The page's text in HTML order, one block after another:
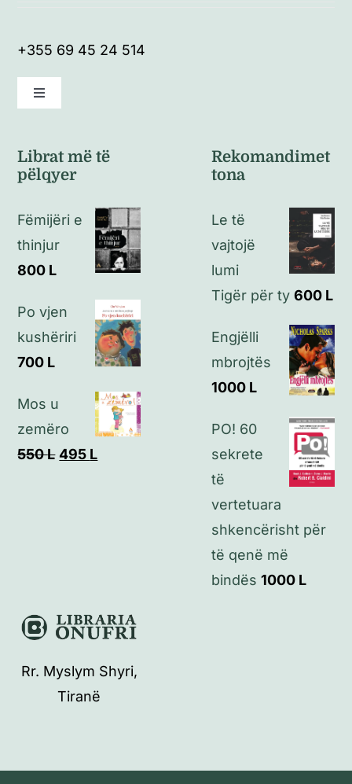
+355 69 45 24 514
Toggle
Politikat e kthimeve
Politikat e privatësisë
Kontakt
Librat më të
pëlqyer
Fëmijëri e
thinjur
800 L
Po vjen
kushëriri
700 L
Mos u
zemëro
550L Çmimi
495 LÇmimi
Rekomandimet
tona
Le të
vajtojë
lumi
Tigër për ty 600 L
Engjëlli
mbrojtës
1000 L
PO! 60
sekrete
të
vertetuara
shkencërisht për
të qenë më
bindës 1000 L
Rr. Myslym Shyri,
Tiranë